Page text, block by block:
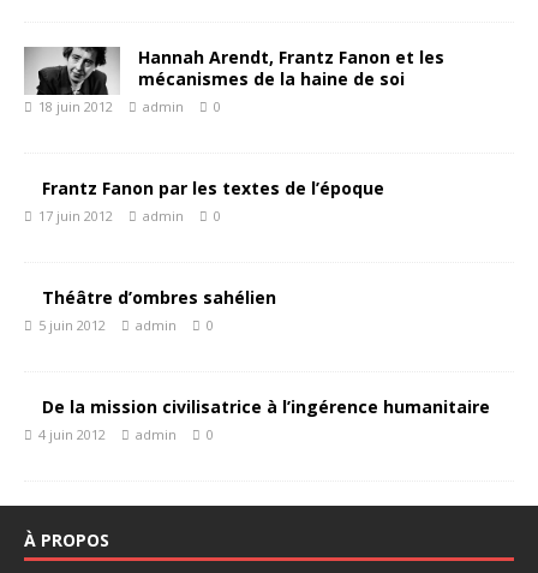
Hannah Arendt, Frantz Fanon et les
mécanismes de la haine de soi
18 juin 2012 admin 0
Frantz Fanon par les textes de l’époque
17 juin 2012 admin 0
Théâtre d’ombres sahélien
5 juin 2012 admin 0
De la mission civilisatrice à l’ingérence humanitaire
4 juin 2012 admin 0
À PROPOS